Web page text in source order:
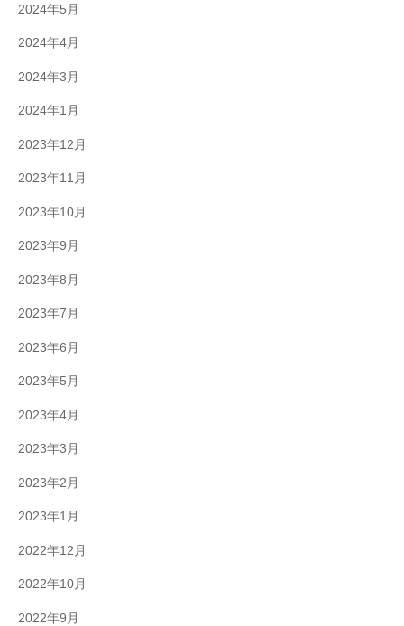
2024年5月
2024年4月
2024年3月
2024年1月
2023年12月
2023年11月
2023年10月
2023年9月
2023年8月
2023年7月
2023年6月
2023年5月
2023年4月
2023年3月
2023年2月
2023年1月
2022年12月
2022年10月
2022年9月